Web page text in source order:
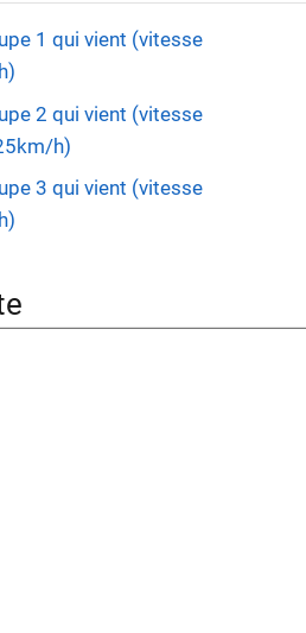
1 qui vient (vitesse
2 qui vient (vitesse
h)
3 qui vient (vitesse